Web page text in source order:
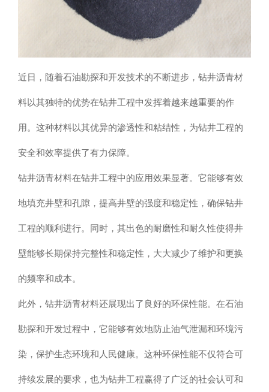
近日，随着石油勘探和开发技术的不断进步，钻井沥青材
料以其独特的优势在钻井工程中发挥着越来越重要的作
用。这种材料以其优异的渗透性和粘结性，为钻井工程的
安全和效率提供了有力保障。
钻井沥青材料在钻井工程中的应用效果显著。它能够有效
地填充井壁和孔隙，提高井壁的强度和稳定性，确保钻井
工程的顺利进行。同时，其出色的耐磨性和耐久性使得井
壁能够长期保持完整性和稳定性，大大减少了维护和更换
的频率和成本。
此外，钻井沥青材料还展现出了良好的环保性能。在石油
勘探和开发过程中，它能够有效地防止油气泄漏和环境污
染，保护生态环境和人民健康。这种环保性能不仅符合可
持续发展的要求，也为钻井工程赢得了广泛的社会认可和